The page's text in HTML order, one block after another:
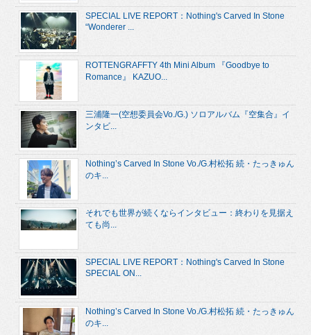
SPECIAL LIVE REPORT：Nothing's Carved In Stone
“Wonderer ...
ROTTENGRAFFTY 4th Mini Album 『Goodbye to
Romance』 KAZUO...
三浦隆一(空想委員会Vo./G.) ソロアルバム『空集合』イ
ンタビ...
Nothing’s Carved In Stone Vo./G.村松拓 続・たっきゅん
のキ...
それでも世界が続くならインタビュー：終わりを見据え
ても尚...
SPECIAL LIVE REPORT：Nothing's Carved In Stone
SPECIAL ON...
Nothing’s Carved In Stone Vo./G.村松拓 続・たっきゅん
のキ...